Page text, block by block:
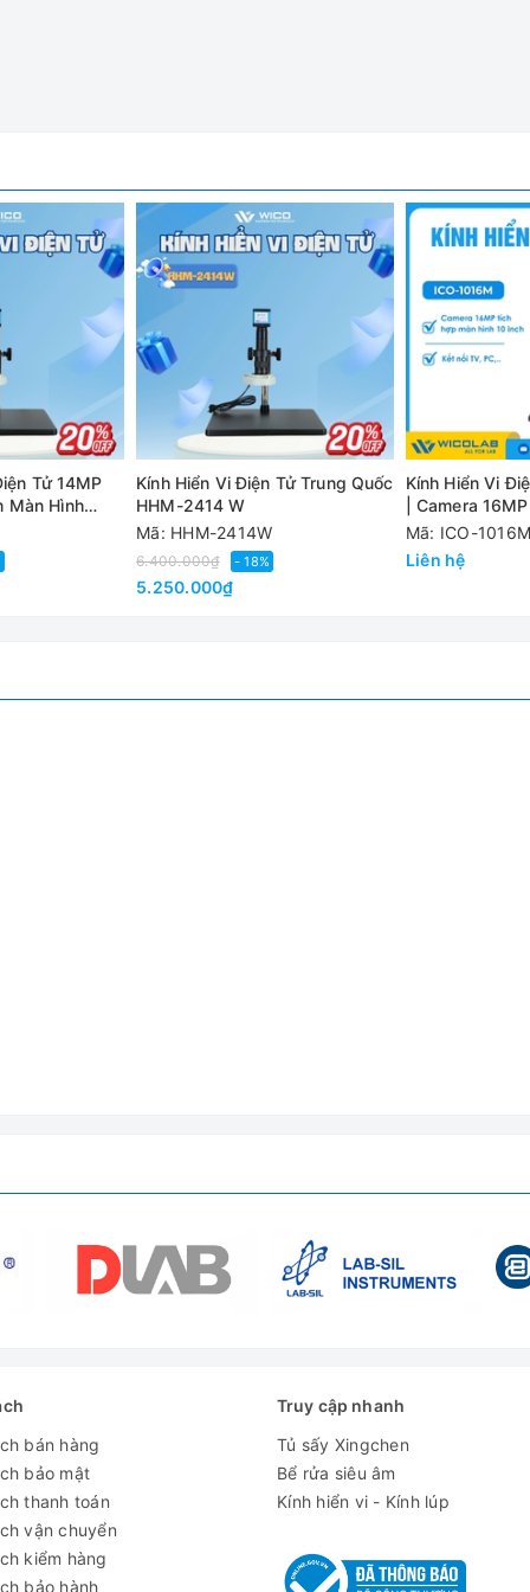
không mở)
chuyển đổi
Tử 14MP
Màn Hình
Kính Hiển Vi Điện Tử Trung Quốc
HHM-2414 W
Mã: HHM-2414W
6.400.000₫ - 18%
5.250.000₫
Kính Hiển Vi
| Camera
Inch
Mã: ICO-1016M
Liên hệ
bán hàng
bảo mật
thanh toán
vận chuyển
kiểm hàng
bảo hành
Truy cập nhanh
Tủ sấy Xingchen
Bể rửa siêu âm
Kính hiển vi - Kính lúp